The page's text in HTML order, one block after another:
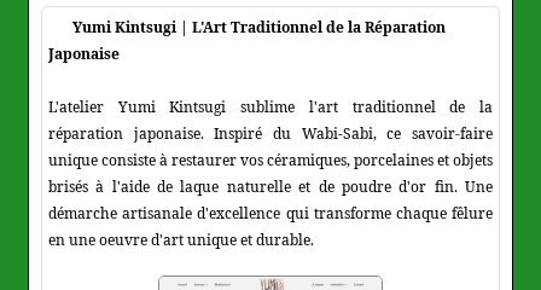
Yumi Kintsugi | L'Art Traditionnel de la Réparation
Japonaise
L'atelier Yumi Kintsugi sublime l'art traditionnel de la
réparation japonaise. Inspiré du Wabi-Sabi, ce savoir-faire
unique consiste à restaurer vos céramiques, porcelaines et objets
brisés à l'aide de laque naturelle et de poudre d'or fin. Une
démarche artisanale d'excellence qui transforme chaque fêlure
en une oeuvre d'art unique et durable.